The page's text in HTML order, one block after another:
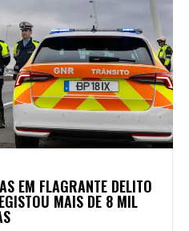
EM FLAGRANTE DELITO
MAIS DE 8 MIL